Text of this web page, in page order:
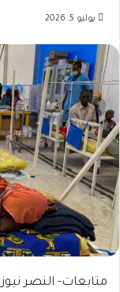
يوليو 5, 2026
متابعات- النصر نيوز